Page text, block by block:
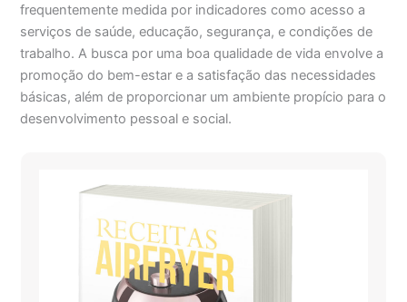
frequentemente medida por indicadores como acesso a
serviços de saúde, educação, segurança, e condições de
trabalho. A busca por uma boa qualidade de vida envolve a
promoção do bem-estar e a satisfação das necessidades
básicas, além de proporcionar um ambiente propício para o
desenvolvimento pessoal e social.